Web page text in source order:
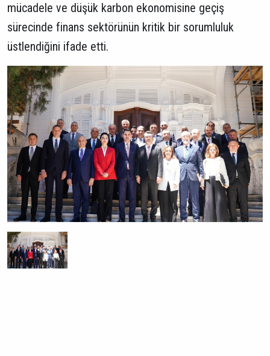
mücadele ve düşük karbon ekonomisine geçiş
sürecinde finans sektörünün kritik bir sorumluluk
üstlendiğini ifade etti.